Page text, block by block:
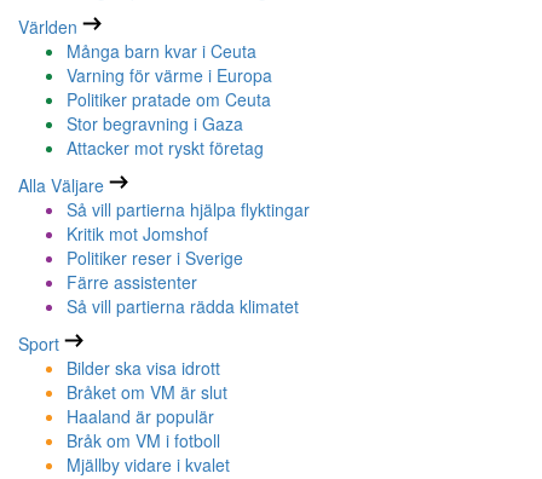
Världen
Många barn kvar i Ceuta
Varning för värme i Europa
Politiker pratade om Ceuta
Stor begravning i Gaza
Attacker mot ryskt företag
Alla Väljare
Så vill partierna hjälpa flyktingar
Kritik mot Jomshof
Politiker reser i Sverige
Färre assistenter
Så vill partierna rädda klimatet
Sport
Bilder ska visa idrott
Bråket om VM är slut
Haaland är populär
Bråk om VM i fotboll
Mjällby vidare i kvalet